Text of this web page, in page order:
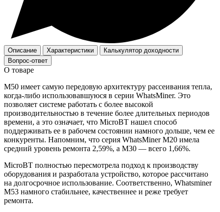
Описание Характеристики
Калькулятор доходности
Вопрос-ответ
О товаре
M50 имеет самую передовую архитектуру рассеивания тепла,
когда-либо использовавшуюся в серии WhatsMiner. Это
позволяет системе работать с более высокой
производительностью в течение более длительных периодов
времени, а это означает, что MicroBT нашел способ
поддерживать ее в рабочем состоянии намного дольше, чем ее
конкуренты. Напомним, что серия WhatsMiner M20 имела
средний уровень ремонта 2,59%, а M30 — всего 1,66%.
MicroBT полностью пересмотрела подход к производству
оборудования и разработала устройство, которое рассчитано
на долгосрочное использование. Соответственно, Whatsminer
M53 намного стабильнее, качественнее и реже требует
ремонта.